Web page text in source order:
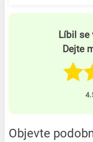
Líbil se
Dejte
Objevte